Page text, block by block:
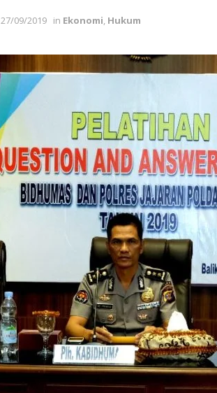
27/09/2019 in Ekonomi, Hukum